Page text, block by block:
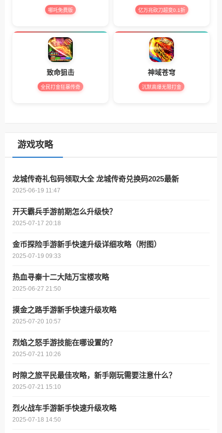
哪吒免费版 亿万兆砍刀超变0.1折
致命狙击
全民打金狂暴传奇
神域苍穹
沉默高爆无限打金
游戏攻略
龙城传奇礼包码领取大全 龙城传奇兑换码2025最新
2025-06-19 11:47
开天霸兵手游前期怎么升级快？
2025-07-17 20:18
金币探险手游新手快速升级详细攻略（附图）
2025-07-19 09:33
热血寻秦十二大陆万宝楼攻略
2025-06-27 21:50
摸金之路手游新手快速升级攻略
2025-07-20 10:57
烈焰之怒手游技能在哪设置的？
2025-07-21 10:26
时隙之旅平民最佳攻略，新手刚玩需要注意什么？
2025-07-21 15:10
烈火战车手游新手快速升级攻略
2025-07-18 14:50